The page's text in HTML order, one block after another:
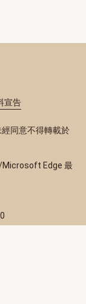
宣告
同意不得轉載於
Edge 最